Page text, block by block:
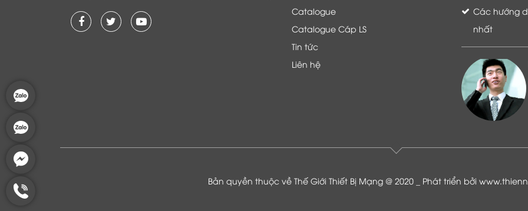
Catalogue
Catalogue Cáp LS
Tin tức
Liên hệ
Các hướng
nhất
tâm và tin tưởng đội ngũ kỹ thuật, chăm
sóc khách hàng luôn hỗ trợ khách hàng
Là khách hàng đang sử dụng dịch vụ của
Bản quyền thuộc về Thế Giới Thiết Bị Mạng @ 2020 _ Phát triển bởi